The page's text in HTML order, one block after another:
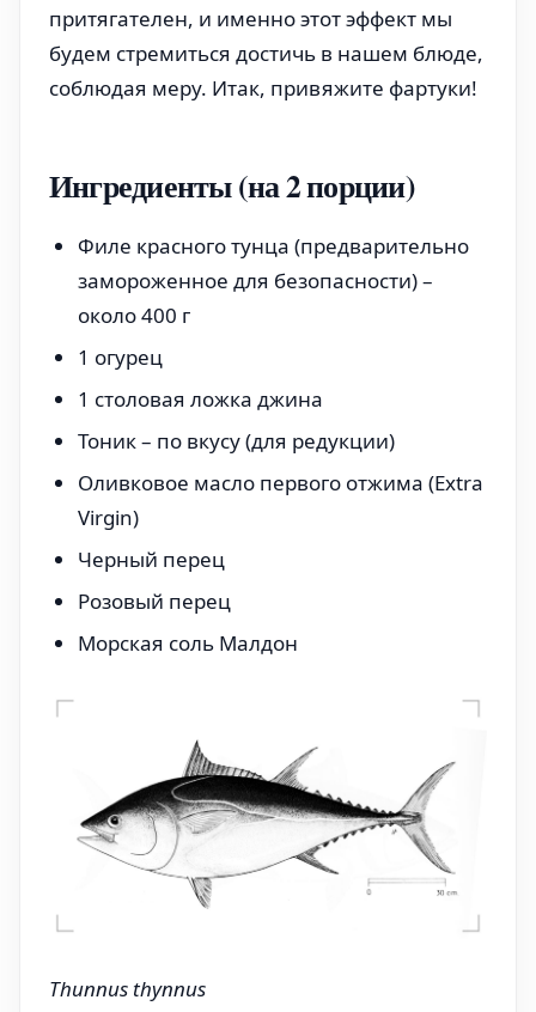
притягателен, и именно этот эффект мы
будем стремиться достичь в нашем блюде,
соблюдая меру. Итак, привяжите фартуки!
Ингредиенты (на 2 порции)
Филе красного тунца (предварительно
замороженное для безопасности) –
около 400 г
1 огурец
1 столовая ложка джина
Тоник – по вкусу (для редукции)
Оливковое масло первого отжима (Extra
Virgin)
Черный перец
Розовый перец
Морская соль Малдон
Thunnus thynnus